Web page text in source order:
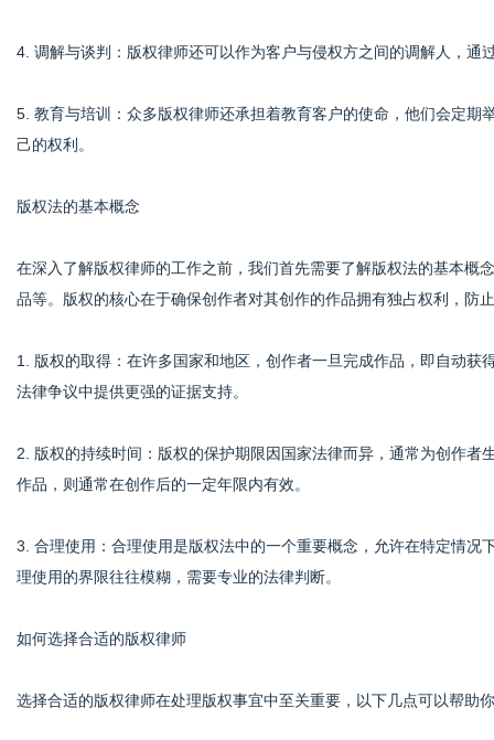
4. 调解与谈判：版权律师还可以作为客户与侵权方之间的调解人，通
5. 教育与培训：众多版权律师还承担着教育客户的使命，他们会定
己的权利。
版权法的基本概念
在深入了解版权律师的工作之前，我们首先需要了解版权法的基本概
品等。版权的核心在于确保创作者对其创作的作品拥有独占权利，防
1. 版权的取得：在许多国家和地区，创作者一旦完成作品，即自动
法律争议中提供更强的证据支持。
2. 版权的持续时间：版权的保护期限因国家法律而异，通常为创作
作品，则通常在创作后的一定年限内有效。
3. 合理使用：合理使用是版权法中的一个重要概念，允许在特定情
理使用的界限往往模糊，需要专业的法律判断。
如何选择合适的版权律师
选择合适的版权律师在处理版权事宜中至关重要，以下几点可以帮助